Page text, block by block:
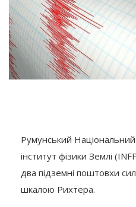
Румунський
інститут фізики Землі
два підземні поштовхи
шкалою Рихтера.